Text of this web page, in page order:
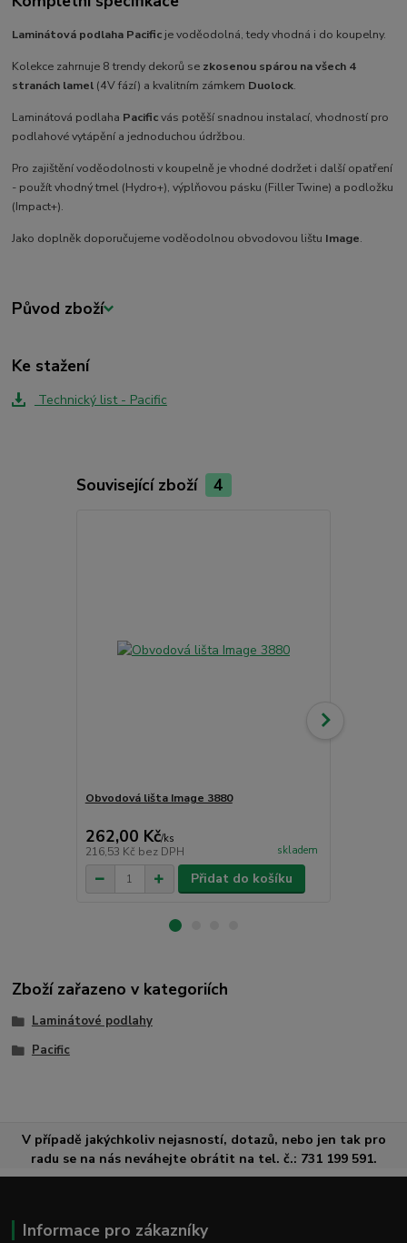
Laminátová podlaha Pacific je voděodolná, tedy vhodná i do koupelny.
Kolekce zahrnuje 8 trendy dekorů se zkosenou spárou na všech 4
stranách lamel (4V fází) a kvalitním zámkem Duolock.
Laminátová podlaha Pacificvás potěší snadnou instalací, vhodností pro
podlahové vytápění a jednoduchou údržbou.
Pro zajištění voděodolnosti v koupelně je vhodné dodržet i další opatření
- použít vhodný tmel (Hydro+), výplňovou pásku (Filler Twine) a podložku
(Impact+).
Jako doplněk doporučujeme voděodolnou obvodovou lištu Image.
Původ zboží
Ke stažení
Technický list - Pacific
Související zboží 4
Obvodová lišta Image 3880
262,00 Kč/ks
216,53 Kč bez DPH skladem
Přidat do košíku
Zboží zařazeno v kategoriích
Laminátové podlahy
Pacific
V případě jakýchkoliv nejasností, dotazů, nebo jen tak pro
radu se na nás neváhejte obrátit na tel. č.: 731 199 591.
Informace pro zákazníky